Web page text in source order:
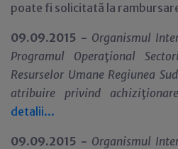
poate fi solicitată la
09.09.2015 - Organismul
Programul Operaţional
Resurselor Umane Regiunea
atribuire privind achiziţ
detalii...
09.09.2015 - Organismul